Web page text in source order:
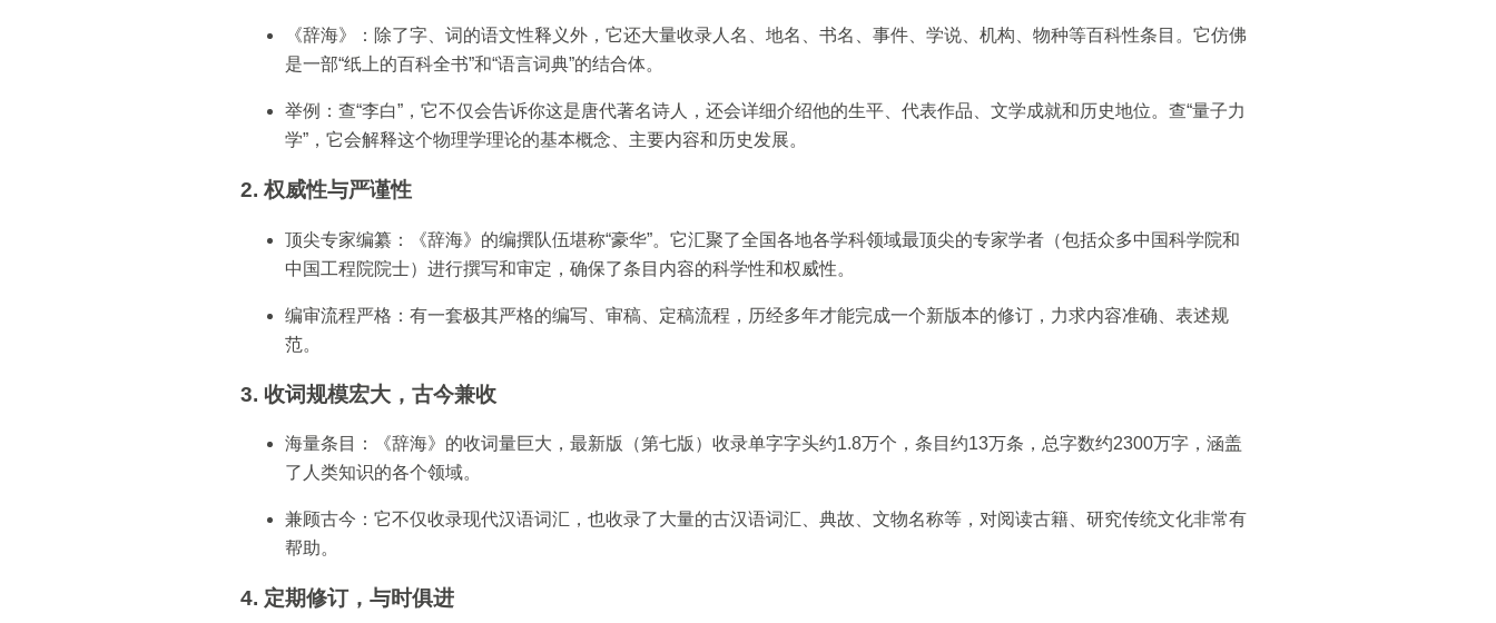
《辞海》：除了字、词的语文性释义外，它还大量收录人名、地名、书名、事件、学说、机构、物种等百科性条目。它仿佛
是一部“纸上的百科全书”和“语言词典”的结合体。
举例：查“李白”，它不仅会告诉你这是唐代著名诗人，还会详细介绍他的生平、代表作品、文学成就和历史地位。查“量子力
学”，它会解释这个物理学理论的基本概念、主要内容和历史发展。
2. 权威性与严谨性
顶尖专家编纂：《辞海》的编撰队伍堪称“豪华”。它汇聚了全国各地各学科领域最顶尖的专家学者（包括众多中国科学院和
中国工程院院士）进行撰写和审定，确保了条目内容的科学性和权威性。
编审流程严格：有一套极其严格的编写、审稿、定稿流程，历经多年才能完成一个新版本的修订，力求内容准确、表述规
范。
3. 收词规模宏大，古今兼收
海量条目：《辞海》的收词量巨大，最新版（第七版）收录单字字头约1.8万个，条目约13万条，总字数约2300万字，涵盖
了人类知识的各个领域。
兼顾古今：它不仅收录现代汉语词汇，也收录了大量的古汉语词汇、典故、文物名称等，对阅读古籍、研究传统文化非常有
帮助。
4. 定期修订，与时俱进